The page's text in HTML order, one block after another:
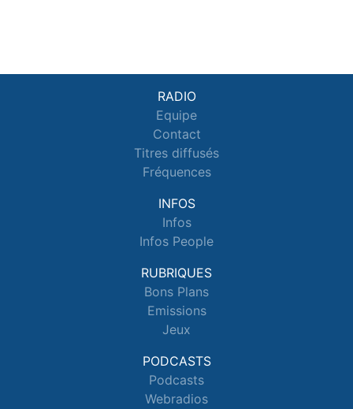
RADIO
Equipe
Contact
Titres diffusés
Fréquences
INFOS
Infos
Infos People
RUBRIQUES
Bons Plans
Emissions
Jeux
PODCASTS
Podcasts
Webradios